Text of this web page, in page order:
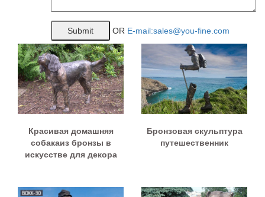
OR E-mail:sales@you-fine.com
Красивая домашняя
собакаиз бронзы в
искусстве для декора
Бронзовая скульптура
путешественник